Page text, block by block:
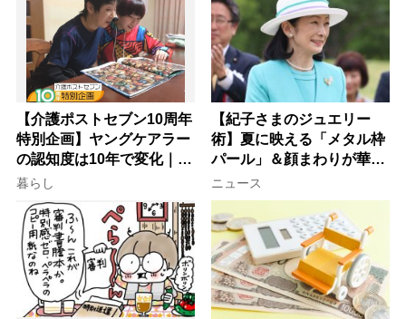
【介護ポストセブン10周年
特別企画】ヤングケアラー
の認知度は10年で変化｜流
行語大賞にノミネート、法
律にも明記されたが果たし
て現在は？
暮らし
【紀子さまのジュエリー
術】夏に映える「メタル枠
パール」＆顔まわりが華や
ぐ「揺れる一粒」の使い分
け方
ニュース